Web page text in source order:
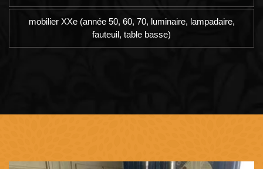
mobilier XXe (année 50, 60, 70, luminaire, lampadaire,
fauteuil, table basse)